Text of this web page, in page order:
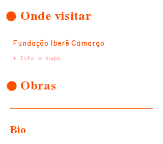
Onde visitar
Fundação Iberê Camargo
+ Info e mapa
Obras
Bio